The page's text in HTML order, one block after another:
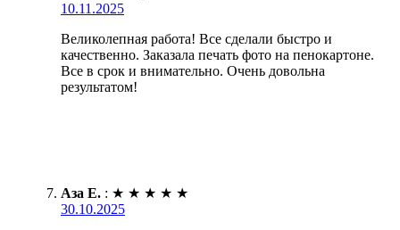
10.11.2025
Великолепная работа! Все сделали быстро и
качественно. Заказала печать фото на пенокартоне.
Все в срок и внимательно. Очень довольна
результатом!
Аза Е. : ★ ★ ★ ★ ★
30.10.2025